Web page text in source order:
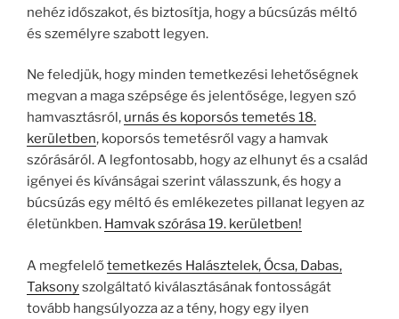
nehéz időszakot, és biztosítja, hogy a búcsúzás méltó
és személyre szabott legyen.
Ne feledjük, hogy minden temetkezési lehetőségnek
megvan a maga szépsége és jelentősége, legyen szó
hamvasztásról, urnás és koporsós temetés 18.
kerületben, koporsós temetésről vagy a hamvak
szórásáról. A legfontosabb, hogy az elhunyt és a család
igényei és kívánságai szerint válasszunk, és hogy a
búcsúzás egy méltó és emlékezetes pillanat legyen az
életünkben. Hamvak szórása 19. kerületben!
A megfelelőtemetkezés Halásztelek, Ócsa, Dabas,
Taksonyszolgáltató kiválasztásának fontosságát
tovább hangsúlyozza az a tény, hogy egy ilyen